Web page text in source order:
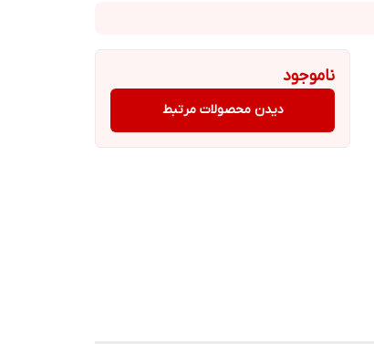
ناموجود
دیدن محصولات مرتبط